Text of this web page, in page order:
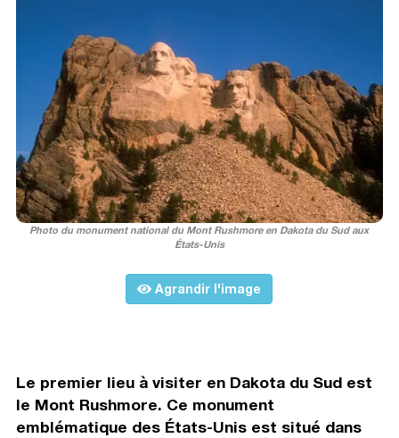
Photo du monument national du Mont Rushmore en Dakota du Sud aux
États-Unis
Agrandir l'image
Le premier lieu à visiter en Dakota du Sud est
le Mont Rushmore. Ce monument
emblématique des États-Unis est situé dans